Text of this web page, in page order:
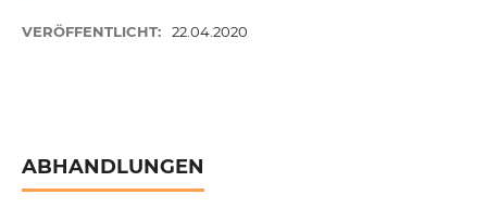
VERÖFFENTLICHT: 22.04.2020
ABHANDLUNGEN